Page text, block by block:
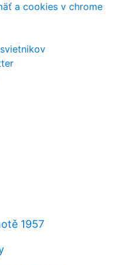
a cookies v chrome
1957